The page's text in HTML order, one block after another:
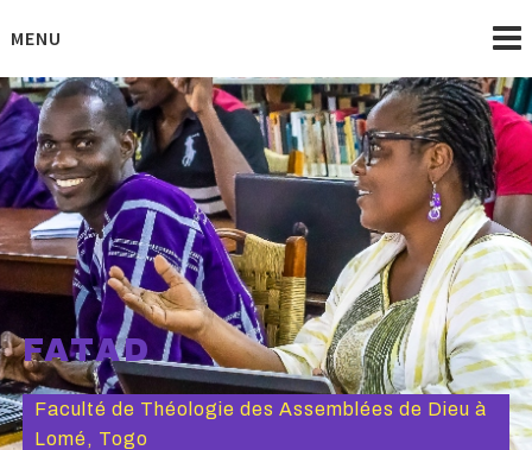
toMENU
FATAD
Faculté de Théologie des Assemblées de Dieu à
Lomé, Togo